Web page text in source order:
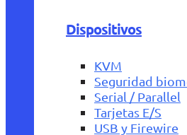
Dispositivos
KVM
Seguridad
Serial / Parallel
Tarjetas E/S
USB y Firewire